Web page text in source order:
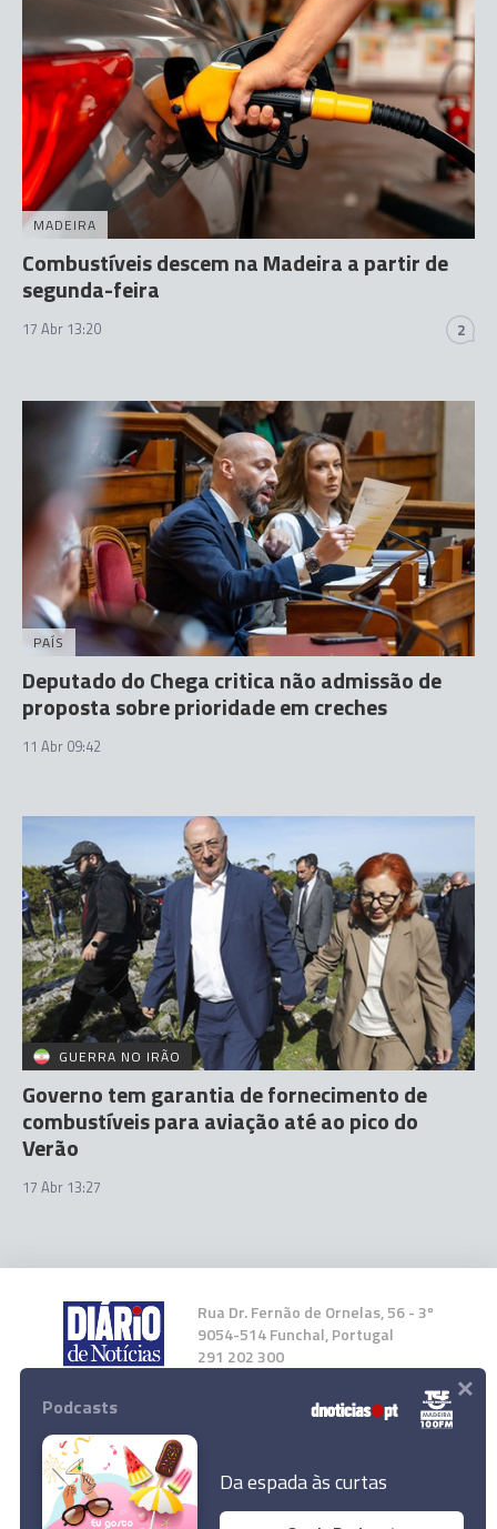
MADEIRA
Combustíveis descem na Madeira a partir de
segunda-feira
17 Abr 13:20 2
PAÍS
Deputado do Chega critica não admissão de
proposta sobre prioridade em creches
11 Abr 09:42
GUERRA NO IRÃO
Governo tem garantia de fornecimento de
combustíveis para aviação até ao pico do
Verão
17 Abr 13:27
Rua Dr. Fernão de Ornelas, 56 - 3º
9054-514 Funchal, Portugal
291 202 300
Instale a nossa App
Podcasts
Da espada às curtas
×